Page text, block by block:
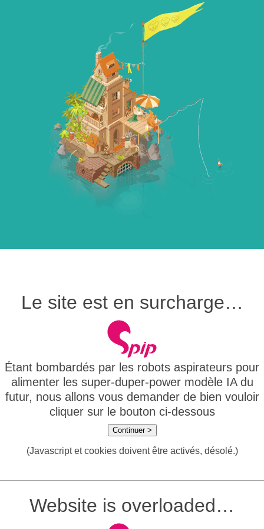
Le site est en surcharge…
Étant bombardés par les robots aspirateurs pour
alimenter les super-duper-power modèle IA du
futur, nous allons vous demander de bien vouloir
cliquer sur le bouton ci-dessous
Continuer >
(Javascript et cookies doivent être activés, désolé.)
Website is overloaded…